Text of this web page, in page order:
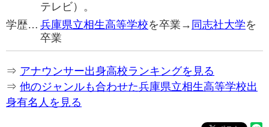
テレビ）。
学歴… 兵庫県立相生高等学校を卒業→ 同志社大学を
卒業
⇒ アナウンサー出身高校ランキングを見る
⇒ 他のジャンルも合わせた兵庫県立相生高等学校出
身有名人を見る